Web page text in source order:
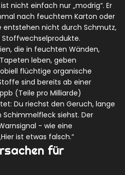
nicht einfach nur „modrig“. Er
nach feuchtem Karton oder
entstehen nicht durch Schmutz,
die in feuchten Wänden,
leben, geben
flüchtige organische
sind bereits ab einer
(Teile pro Milliarde)
Du riechst den Geruch, lange
siehst. Der
- wie eine
ist etwas falsch.“
für